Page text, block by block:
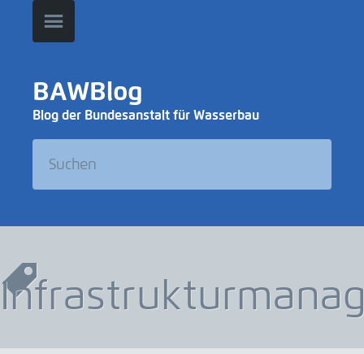
BAWBlog
Blog der Bundesanstalt für Wasserbau